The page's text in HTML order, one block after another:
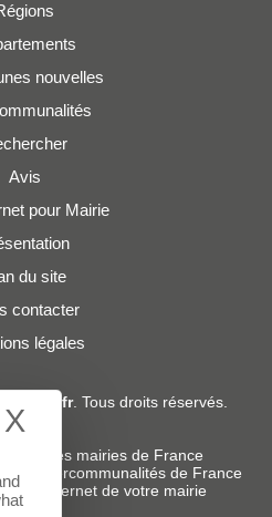
nouvelles
Avis
pour Mairie
du site
contacter
légales
Mairies.fr. Tous droits réservés.
Services :
mails des mairies de France
des intercommunalités de France
site internet de votre mairie
X